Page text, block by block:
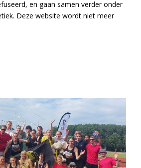
en gaan samen verder onder
Deze website wordt niet meer